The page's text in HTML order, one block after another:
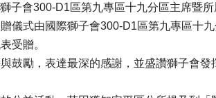
子會300-D1區第九專區十九分區主席暨
儀式由國際獅子會300-D1區第九專區十
受贈。
鼓勵，表達最深的感謝，並盛讚獅子會